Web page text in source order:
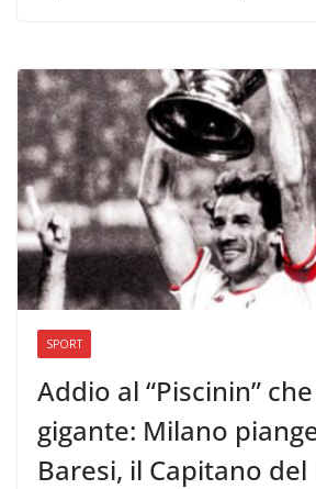
SPORT
Addio al “Piscinin”
gigante: Milano
Baresi, il Capitano del